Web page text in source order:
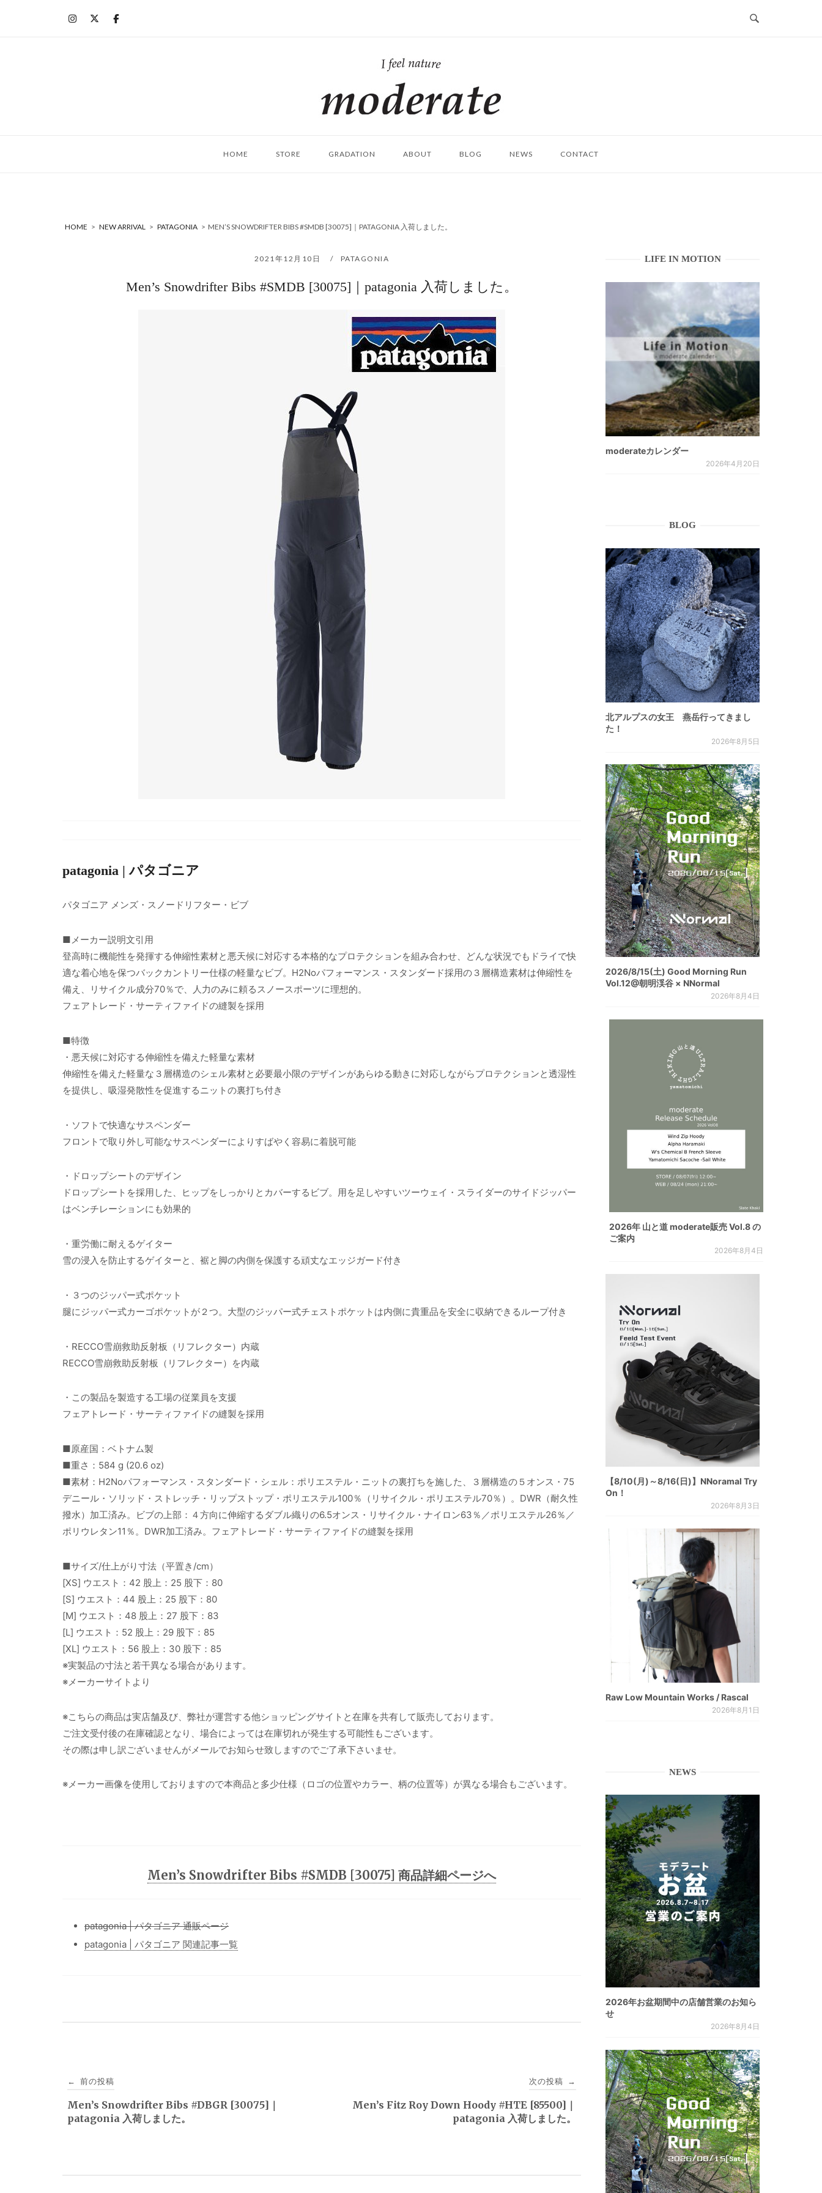
ム
HOME STORE GRADATION ABOUT BLOG NEWS CONTACT
HOME > NEW ARRIVAL > PATAGONIA > MEN’S SNOWDRIFTER BIBS #SMDB [30075]｜PATAGONIA 入荷しました。
2021年12月10日 PATAGONIA
Men’s Snowdrifter Bibs #SMDB [30075]｜patagonia 入荷しました。
patagonia | パタゴニア
パタゴニア メンズ・スノードリフター・ビブ
■メーカー説明文引用
登高時に機能性を発揮する伸縮性素材と悪天候に対応する本格的なプロテクションを組み合わせ、どんな状況でもドライで快
適な着心地を保つバックカントリー仕様の軽量なビブ。H2Noパフォーマンス・スタンダード採用の３層構造素材は伸縮性を
備え、リサイクル成分70％で、人力のみに頼るスノースポーツに理想的。
フェアトレード・サーティファイドの縫製を採用
■特徴
・悪天候に対応する伸縮性を備えた軽量な素材
伸縮性を備えた軽量な３層構造のシェル素材と必要最小限のデザインがあらゆる動きに対応しながらプロテクションと透湿性
を提供し、吸湿発散性を促進するニットの裏打ち付き
・ソフトで快適なサスペンダー
フロントで取り外し可能なサスペンダーによりすばやく容易に着脱可能
・ドロップシートのデザイン
ドロップシートを採用した、ヒップをしっかりとカバーするビブ。用を足しやすいツーウェイ・スライダーのサイドジッパー
はベンチレーションにも効果的
・重労働に耐えるゲイター
雪の浸入を防止するゲイターと、裾と脚の内側を保護する頑丈なエッジガード付き
・３つのジッパー式ポケット
腿にジッパー式カーゴポケットが２つ。大型のジッパー式チェストポケットは内側に貴重品を安全に収納できるループ付き
・RECCO雪崩救助反射板（リフレクター）内蔵
RECCO雪崩救助反射板（リフレクター）を内蔵
・この製品を製造する工場の従業員を支援
フェアトレード・サーティファイドの縫製を採用
■原産国：ベトナム製
■重さ：584 g (20.6 oz)
■素材：H2Noパフォーマンス・スタンダード・シェル：ポリエステル・ニットの裏打ちを施した、３層構造の５オンス・75
デニール・ソリッド・ストレッチ・リップストップ・ポリエステル100％（リサイクル・ポリエステル70％）。DWR（耐久性
撥水）加工済み。ビブの上部：４方向に伸縮するダブル織りの6.5オンス・リサイクル・ナイロン63％／ポリエステル26％／
ポリウレタン11％。DWR加工済み。フェアトレード・サーティファイドの縫製を採用
■サイズ/仕上がり寸法（平置き/cm）
[XS] ウエスト：42 股上：25 股下：80
[S] ウエスト：44 股上：25 股下：80
[M] ウエスト：48 股上：27 股下：83
[L] ウエスト：52 股上：29 股下：85
[XL] ウエスト：56 股上：30 股下：85
※実製品の寸法と若干異なる場合があります。
※メーカーサイトより
※こちらの商品は実店舗及び、弊社が運営する他ショッピングサイトと在庫を共有して販売しております。
ご注文受付後の在庫確認となり、場合によっては在庫切れが発生する可能性もございます。
その際は申し訳ございませんがメールでお知らせ致しますのでご了承下さいませ。
※メーカー画像を使用しておりますので本商品と多少仕様（ロゴの位置やカラー、柄の位置等）が異なる場合もございます。
Men’s Snowdrifter Bibs #SMDB [30075] 商品詳細ページへ
patagonia | パタゴニア 通販ページ
patagonia | パタゴニア 関連記事一覧
稿
ナ
← 前の投稿
Men’s Snowdrifter Bibs #DBGR [30075]｜
patagonia 入荷しました。
次の投稿 →
Men’s Fitz Roy Down Hoody #HTE [85500]｜
patagonia 入荷しました。
LIFE IN MOTION
moderateカレンダー
2026年4月20日
BLOG
北アルプスの女王 燕岳行ってきまし
た！
2026年8月5日
2026/8/15(土) Good Morning Run
Vol.12@朝明渓谷 × NNormal
2026年8月4日
2026年 山と道 moderate販売 Vol.8 の
ご案内
2026年8月4日
【8/10(月)～8/16(日)】NNoramal Try
On！
2026年8月3日
Raw Low Mountain Works / Rascal
2026年8月1日
NEWS
2026年お盆期間中の店舗営業のお知ら
せ
2026年8月4日